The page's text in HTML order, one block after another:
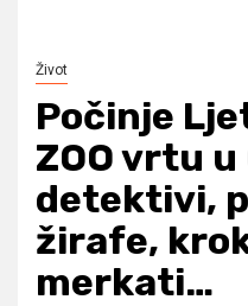
Život
Počinje
ZOO vrtu u
detektivi,
žirafe,
merkati…